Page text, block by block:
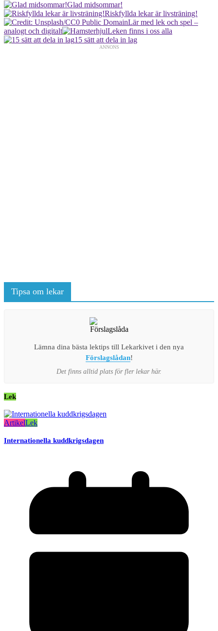
Glad midsommar!
Riskfyllda lekar är livsträning!
Lär med lek och spel –
analogt och digitalt
Leken finns i oss alla
15 sätt att dela in lag
ANNONS
Tipsa om lekar
Lämna dina bästa lektips till Lekarkivet i den nya
Förslagslådan!
Det finns alltid plats för fler lekar här.
Lek
ArtikelLek
Internationella kuddkrigsdagen